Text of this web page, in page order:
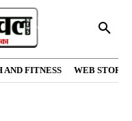
AND FITNESS WEB